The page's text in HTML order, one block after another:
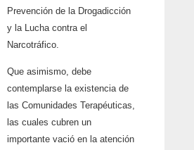
Prevención de la Drogadicción
y la Lucha contra el
Narcotráfico.
Que asimismo, debe
contemplarse la existencia de
las Comunidades Terapéuticas,
las cuales cubren un
importante vació en la atención